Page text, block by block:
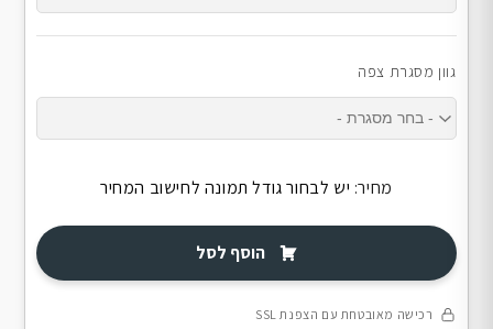
גוון מסגרת צפה
מחיר: יש לבחור גודל תמונה לחישוב המחיר
הוסף לסל
רכישה מאובטחת עם הצפנת SSL